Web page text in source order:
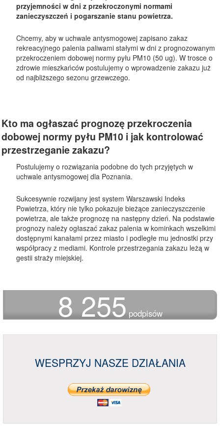
przyjemności w dni z przekroczonymi normami
zanieczyszczeń i pogarszanie stanu powietrza.
Chcemy, aby w uchwale antysmogowej zapisano zakaz
rekreacyjnego palenia paliwami stałymi w dni z prognozowanym
przekroczeniem dobowej normy pyłu PM10 (50 ug). W trosce o
zdrowie mieszkańców postulujemy o wprowadzenie zakazu już
od najbliższego sezonu grzewczego.
Kto ma ogłaszać prognozę przekroczenia
dobowej normy pyłu PM10 i jak kontrolować
przestrzeganie zakazu?
Postulujemy o rozwiązania podobne do tych przyjętych w
uchwale antysmogowej dla Poznania.
Sukcesywnie rozwijany jest system Warszawski Indeks
Powietrza, który nie tylko pokazuje bieżące zanieczyszczenie
powietrza, ale także prognozę na następny dzień. Na podstawie
prognozy należy ogłaszać zakaz palenia w kominkach wszelkimi
dostępnymi kanałami przez miasto i podległe mu jednostki przy
współpracy z mediami. Kontrole przestrzegania zakazu leżą w
gestii straży miejskiej.
8 255 podpisów
WESPRZYJ NASZE DZIAŁANIA